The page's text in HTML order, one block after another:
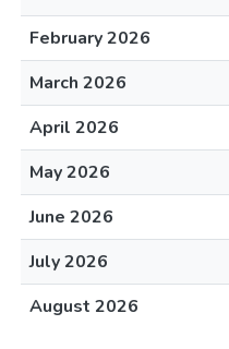
February 2026
March 2026
April 2026
May 2026
June 2026
July 2026
August 2026